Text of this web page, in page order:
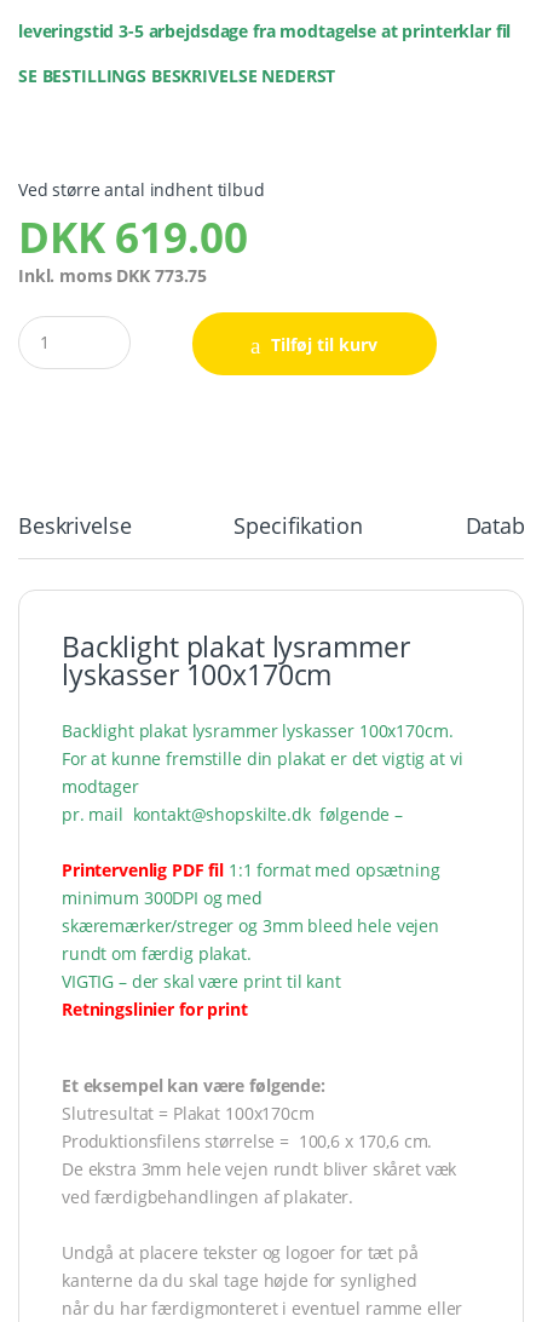
leveringstid 3-5 arbejdsdage fra modtagelse at printerklar fil
SE BESTILLINGS BESKRIVELSE NEDERST
Ved større antal indhent tilbud
DKK619.00
Inkl. moms DKK 773.75
Quantity
Tilføj til kurv
Beskrivelse Specifikation
Backlight plakat lysrammer
lyskasser 100x170cm
Backlight plakat lysrammer lyskasser 100x170cm.
For at kunne fremstille din plakat er det vigtig at vi
modtager
pr. mail kontakt@shopskilte.dk følgende –
Printervenlig PDF fil 1:1 format med opsætning
minimum 300DPI og med
skæremærker/streger og 3mm bleed hele vejen
rundt om færdig plakat.
VIGTIG – der skal være print til kant
Retningslinier for print
Et eksempel kan være følgende:
Slutresultat = Plakat 100x170cm
Produktionsfilens størrelse = 100,6 x 170,6 cm.
De ekstra 3mm hele vejen rundt bliver skåret væk
ved færdigbehandlingen af plakater.
Undgå at placere tekster og logoer for tæt på
kanterne da du skal tage højde for synlighed
når du har færdigmonteret i eventuel ramme eller